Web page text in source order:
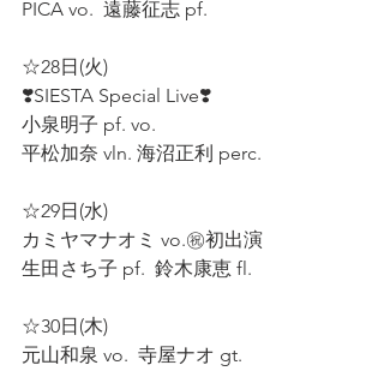
PICA vo.  遠藤征志 pf.
☆28日(火)
❣️SIESTA Special Live❣️
小泉明子 pf. vo.
平松加奈 vln. 海沼正利 perc.
☆29日(水)
カミヤマナオミ vo.㊗️初出演
生田さち子 pf.  鈴木康恵 fl.
☆30日(木)
元山和泉 vo.  寺屋ナオ gt.